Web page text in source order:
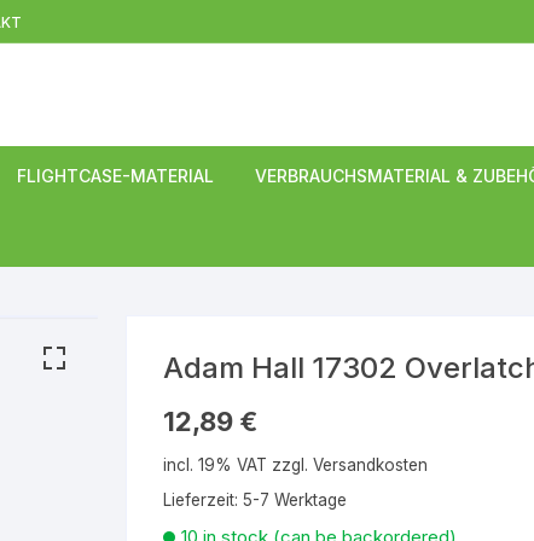
FLIGHTCASE-MATERIAL
Griffe
Kantenschutz
Kappen- und
Ein- & Aufbaurollen
Lenkrollen
Scharniere und Feststeller Feststeller in Schale
VERBRAUCHSMATERIAL &
Adam Hall 17302
12,89 €
incl. 19% VAT zzgl. Versandkosten
Lieferzeit: 5-7 Werktage